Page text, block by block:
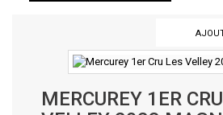
MERCUREY 1ER